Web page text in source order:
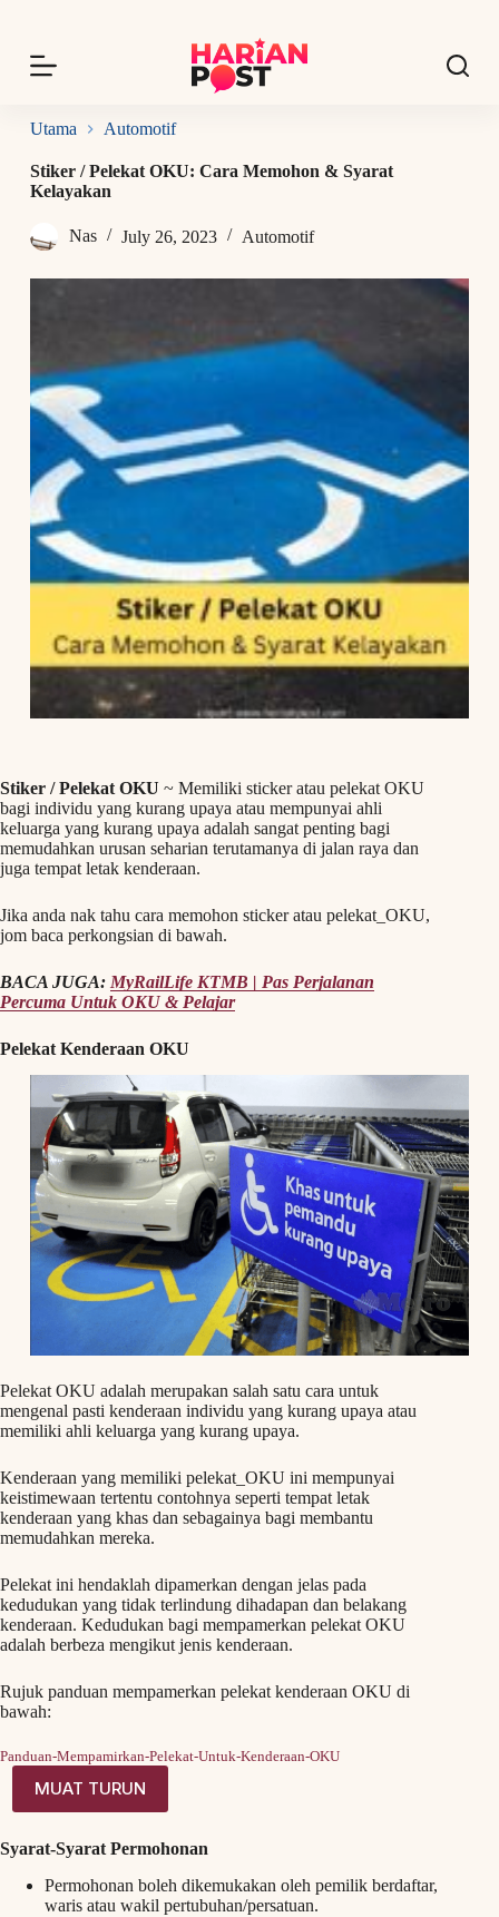
p
o
n
n
Utama Automotif
Stiker / Pelekat OKU: Cara Memohon & Syarat
Kelayakan
Nas July 26, 2023 Automotif
Stiker / Pelekat OKU ~ Memiliki sticker atau pelekat OKU
bagi individu yang kurang upaya atau mempunyai ahli
keluarga yang kurang upaya adalah sangat penting bagi
memudahkan urusan seharian terutamanya di jalan raya dan
juga tempat letak kenderaan.
Jika anda nak tahu cara memohon sticker atau pelekat_OKU,
jom baca perkongsian di bawah.
BACA JUGA: MyRailLife KTMB | Pas Perjalanan
Percuma Untuk OKU & Pelajar
Pelekat Kenderaan OKU
Pelekat OKU adalah merupakan salah satu cara untuk
mengenal pasti kenderaan individu yang kurang upaya atau
memiliki ahli keluarga yang kurang upaya.
Kenderaan yang memiliki pelekat_OKU ini mempunyai
keistimewaan tertentu contohnya seperti tempat letak
kenderaan yang khas dan sebagainya bagi membantu
memudahkan mereka.
Pelekat ini hendaklah dipamerkan dengan jelas pada
kedudukan yang tidak terlindung dihadapan dan belakang
kenderaan. Kedudukan bagi mempamerkan pelekat OKU
adalah berbeza mengikut jenis kenderaan.
Rujuk panduan mempamerkan pelekat kenderaan OKU di
bawah:
Panduan-Mempamirkan-Pelekat-Untuk-Kenderaan-OKU
MUAT TURUN
Syarat-Syarat Permohonan
Permohonan boleh dikemukakan oleh pemilik berdaftar,
waris atau wakil pertubuhan/persatuan.